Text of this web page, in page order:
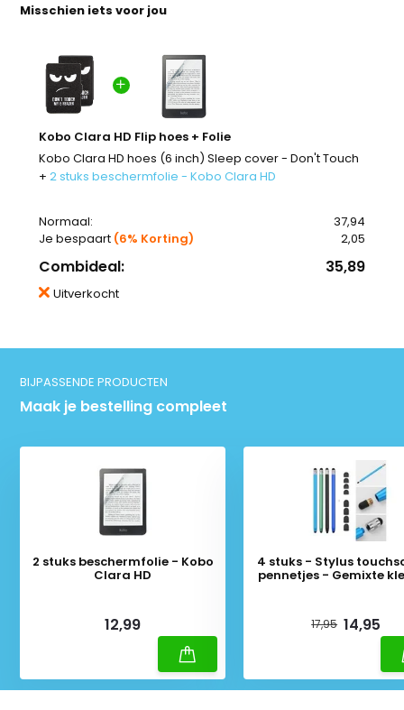
Misschien iets voor jou
Kobo Clara HD Flip hoes + Folie
Kobo Clara HD hoes (6 inch) Sleep cover - Don't Touch
+ 2 stuks beschermfolie - Kobo Clara HD
Normaal:
37,94
Je bespaart (6% Korting) 2,05
Combideal: 35,89
Uitverkocht
BIJPASSENDE PRODUCTEN
Maak je bestelling compleet
2 stuks beschermfolie - Kobo
Clara HD
12,99
4 stuks - Stylus
pennetjes - Gemixte
17,95 14,95